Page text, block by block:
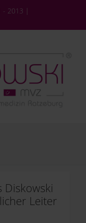
- 2013 |
Diskowski
Leiter